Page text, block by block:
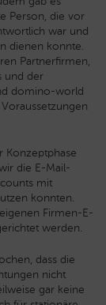
Person, die vor
war und
dienen konnte.
Partnerfirmen,
und der
domino-world
Konzeptphase
die E-Mail-
mit
konnten.
Firmen-E-
werden.
dass die
nicht
gar keine